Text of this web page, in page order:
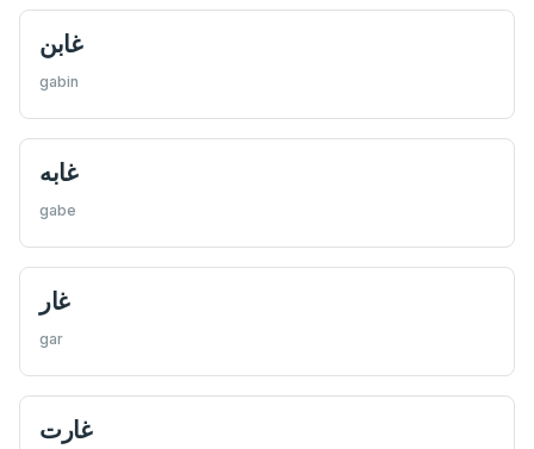
غابن
gabin
غابه
gabe
غار
gar
غارت